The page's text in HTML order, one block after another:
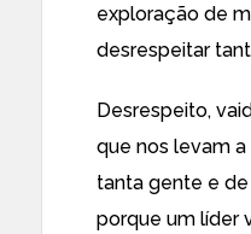
exploração de
desrespeitar
Desrespeito,
que nos levam
tanta gente e
porque um líder